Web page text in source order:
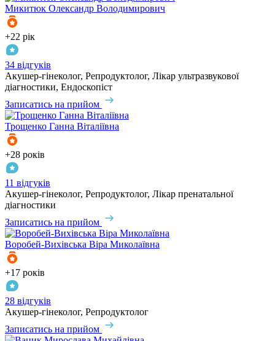
Микитюк Олександр Володимирович
+22 рік
34 відгуків
Акушер-гінеколог, Репродуктолог, Лікар ультразвукової
діагностики, Ендоскопіст
Записатись на прийом
Трощенко Ганна Віталіївна
+28 років
11 відгуків
Акушер-гінеколог, Репродуктолог, Лікар пренатальної
діагностики
Записатись на прийом
Воробей-Вихівська Віра Миколаївна
+17 років
28 відгуків
Акушер-гінеколог, Репродуктолог
Записатись на прийом